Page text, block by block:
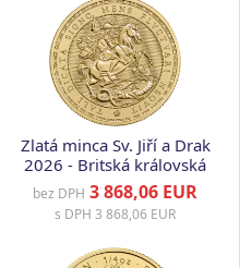
Zlatá minca Sv. Jiří a Drak
2026 - Britská královská
mincovna, 1 oz
bez DPH 3 868,06 EUR
s DPH 3 868,06 EUR